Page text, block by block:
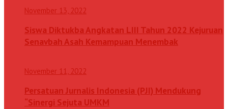
November 13, 2022
Siswa Diktukba Angkatan LIII Tahun 2022 Kejuruan
Senavbah Asah Kemampuan Menembak
November 11, 2022
Persatuan Jurnalis Indonesia (PJI) Mendukung
“Sinergi Sejuta UMKM